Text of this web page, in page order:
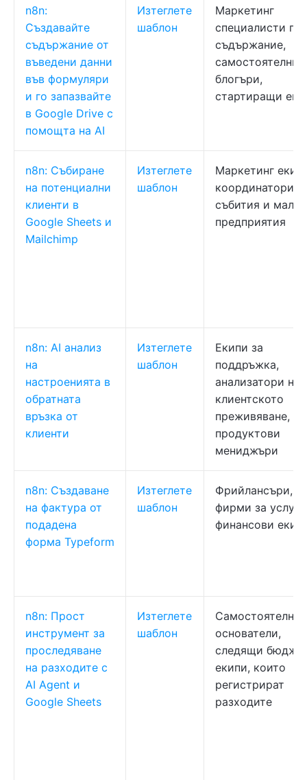
n8n:
Създавайте
съдържание от
въведени данни
във формуляри
и го запазвайте
в Google Drive с
помощта на AI
Изтеглете
шаблон
Маркетинг
специалисти по
съдържание,
самостоятелни
блогъри,
стартиращи
n8n: Събиране
на потенциални
клиенти в
Google Sheets и
Mailchimp
Изтеглете
шаблон
Маркетинг
координатори
събития и малки
предприятия
n8n: AI анализ
на
настроенията в
обратната
връзка от
клиенти
Изтеглете
шаблон
Екипи за
поддръжка,
анализатори на
клиентското
преживяване,
продуктови
мениджъри
n8n: Създаване
на фактура от
подадена
форма Typeform
Изтеглете
шаблон
Фрийлансъри,
фирми за
финансови
n8n: Прост
инструмент за
проследяване
на разходите с
AI Agent и
Google Sheets
Изтеглете
шаблон
Самостоятелни
основатели,
следящи
екипи, които
регистрират
разходите